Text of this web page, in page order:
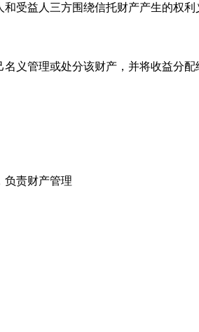
受益人三方围绕信托财产产生的权
义管理或处分该财产，并将收益分
负责财产管理